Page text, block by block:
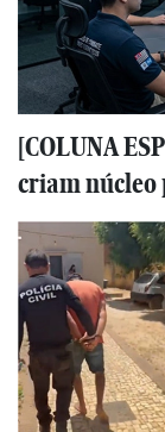
[COLUNA
criam núcleo